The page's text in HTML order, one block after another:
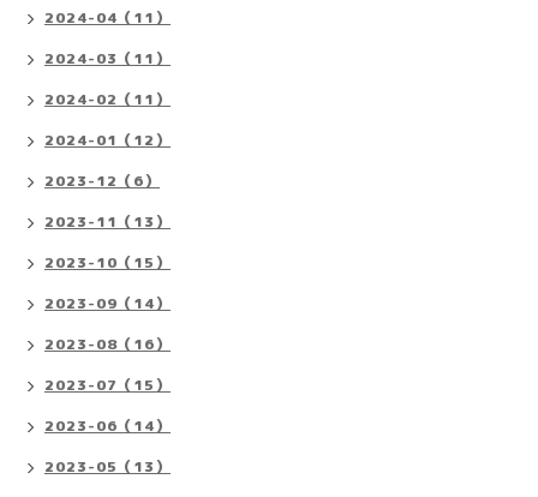
2024-04（11）
2024-03（11）
2024-02（11）
2024-01（12）
2023-12（6）
2023-11（13）
2023-10（15）
2023-09（14）
2023-08（16）
2023-07（15）
2023-06（14）
2023-05（13）